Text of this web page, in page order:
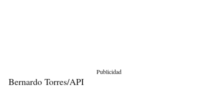
Publicidad
Bernardo Torres/API